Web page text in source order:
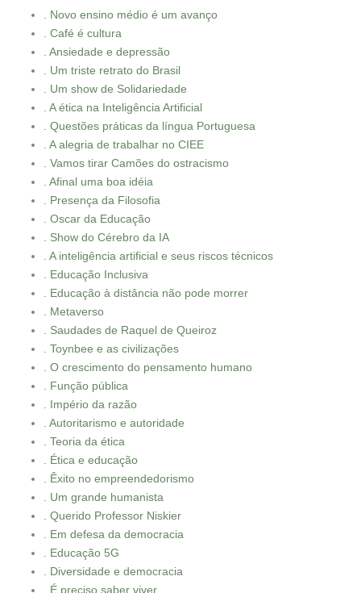
. Novo ensino médio é um avanço
. Café é cultura
. Ansiedade e depressão
. Um triste retrato do Brasil
. Um show de Solidariedade
. A ética na Inteligência Artificial
. Questões práticas da língua Portuguesa
. A alegria de trabalhar no CIEE
. Vamos tirar Camões do ostracismo
. Afinal uma boa idéia
. Presença da Filosofia
. Oscar da Educação
. Show do Cérebro da IA
. A inteligência artificial e seus riscos técnicos
. Educação Inclusiva
. Educação à distância não pode morrer
. Metaverso
. Saudades de Raquel de Queiroz
. Toynbee e as civilizações
. O crescimento do pensamento humano
. Função pública
. Império da razão
. Autoritarismo e autoridade
. Teoria da ética
. Ética e educação
. Êxito no empreendedorismo
. Um grande humanista
. Querido Professor Niskier
. Em defesa da democracia
. Educação 5G
. Diversidade e democracia
. É preciso saber viver